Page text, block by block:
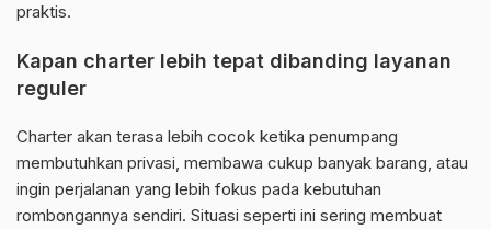
praktis.
Kapan charter lebih tepat dibanding layanan
reguler
Charter akan terasa lebih cocok ketika penumpang
membutuhkan privasi, membawa cukup banyak barang, atau
ingin perjalanan yang lebih fokus pada kebutuhan
rombongannya sendiri. Situasi seperti ini sering membuat